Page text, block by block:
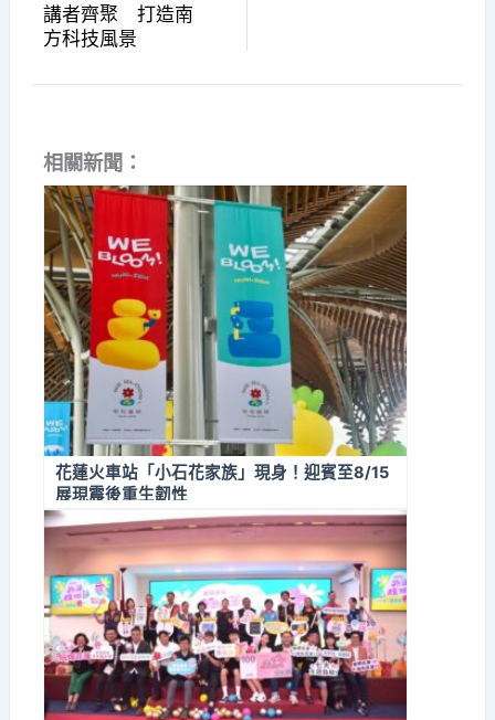
講者齊聚 打造南
方科技風景
相關新聞：
花蓮火車站「小石花家族」現身！迎賓至8/15
展現震後重生韌性